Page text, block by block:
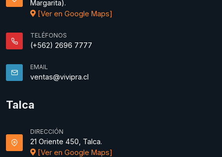
Margarita).
[Ver en Google Maps]
TELÉFONOS
(+562) 2696 7777
EMAIL
ventas@vivipra.cl
Talca
DIRECCIÓN
21 Oriente 450, Talca.
[Ver en Google Maps]